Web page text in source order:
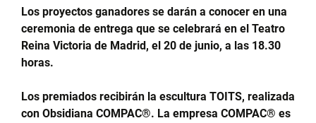
Los proyectos ganadores se darán a conocer en una
ceremonia de entrega que se celebrará en el Teatro
Reina Victoria de Madrid, el 20 de junio, a las 18.30
horas.
Los premiados recibirán la escultura TOITS, realizada
con Obsidiana COMPAC®. La empresa COMPAC® es